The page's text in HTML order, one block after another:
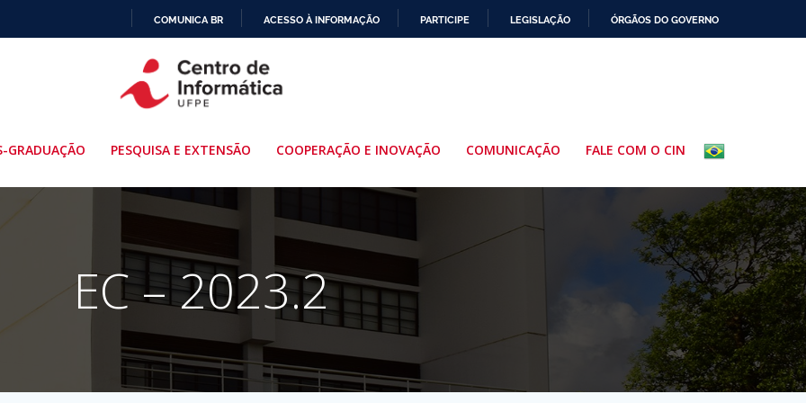
PARA
O
COMUNICA BR ACESSO À INFORMAÇÃO PARTICIPE LEGISLAÇÃO ÓRGÃOS DO GOVERNO
GRADUAÇÃO PESQUISA E EXTENSÃO COOPERAÇÃO E INOVAÇÃO COMUNICAÇÃO FALE COM O CIN
EC – 2023.2